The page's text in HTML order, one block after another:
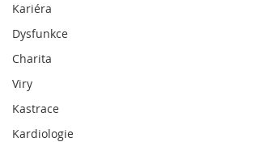
Kariéra
Dysfunkce
Charita
Viry
Kastrace
Kardiologie